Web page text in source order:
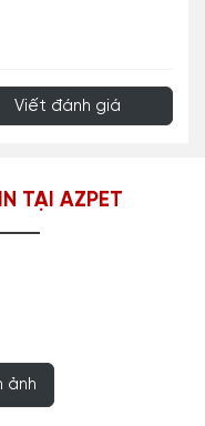
Viết đánh giá
TẠI AZPET
ảnh